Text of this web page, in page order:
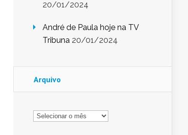
20/01/2024
André de Paula hoje na TV
Tribuna 20/01/2024
Arquivo
Arquivo